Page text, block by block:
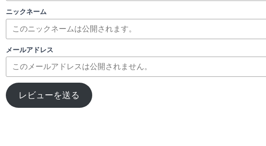
ニックネーム
メールアドレス
レビューを送る